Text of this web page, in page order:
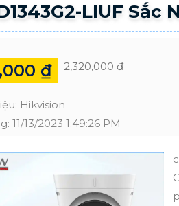
LIUF Sắc
₫ 2,320,000 ₫
Hikvision
11/13/2023 1:49:26 PM